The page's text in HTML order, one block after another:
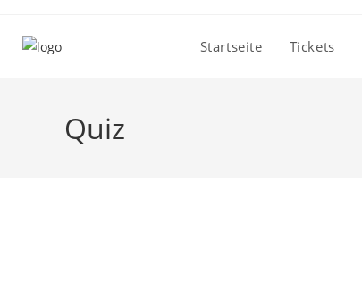
Inhalt
springen
Startseite Tickets
Quiz